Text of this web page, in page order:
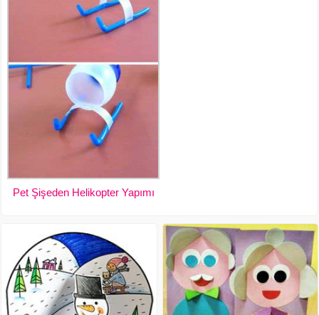
Pet Şişeden Helikopter Yapımı